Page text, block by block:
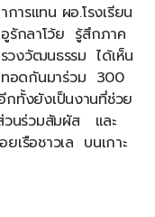
การแทน ผอ.โรงเรียน
อูรักลาโว้ย รู้สึกภาค
รวงวัฒนธรรม ได้เห็น
อดกันมาร่วม 300
ทั้งยังเป็นงานที่ช่วย
ส่วนร่วมสัมผัส และ
เรือชาวเล บนเกาะ